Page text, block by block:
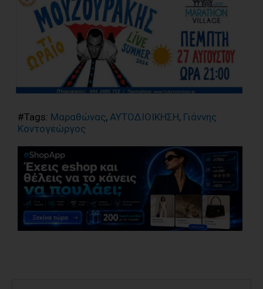
#Tags: Μαραθώνας, ΑΥΤΟΔΙΟΙΚΗΣΗ, Γιάννης
Κοντογεώργος